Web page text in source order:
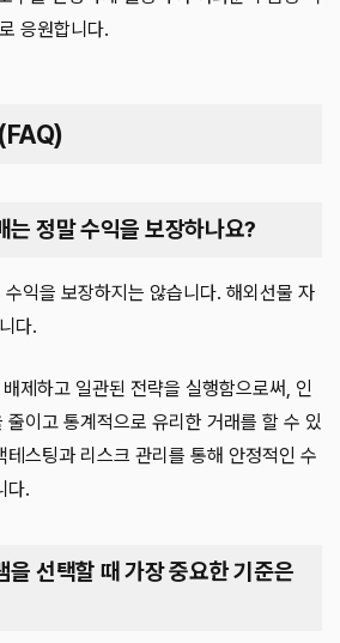
응원합니다.
는 정말 수익을 보장하나요?
익을 보장하지는 않습니다. 해외선물 자
다.
제하고 일관된 전략을 실행함으로써, 인
줄이고 통계적으로 유리한 거래를 할 수 있
스팅과 리스크 관리를 통해 안정적인 수
다.
을 선택할 때 가장 중요한 기준은